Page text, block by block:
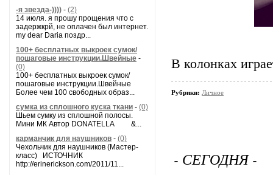
-я звезда-)))) - (2)
14 июля. я прошу прощения что с
задержкрй, не оплачен был интернет.
my dear Daria поздр...
100+ бесплатных выкроек сумок/
пошаговые инструкции.Швейные -
(0)
100+ бесплатных выкроек сумок/
пошаговые инструкции.Швейные
Более чем 100 свободных образ...
сумка из сплошного куска ткани - (0)
Шьем сумку из сплошной полосы.
Мини МК Автор DONATELLA &...
карманчик для наушников - (0)
Чехольчик для наушников (Мастер-
класс) ИСТОЧНИК
http://erinerickson.com/2011/11...
В колонках
Рубрики: Личное
- СЕГОДНЯ -